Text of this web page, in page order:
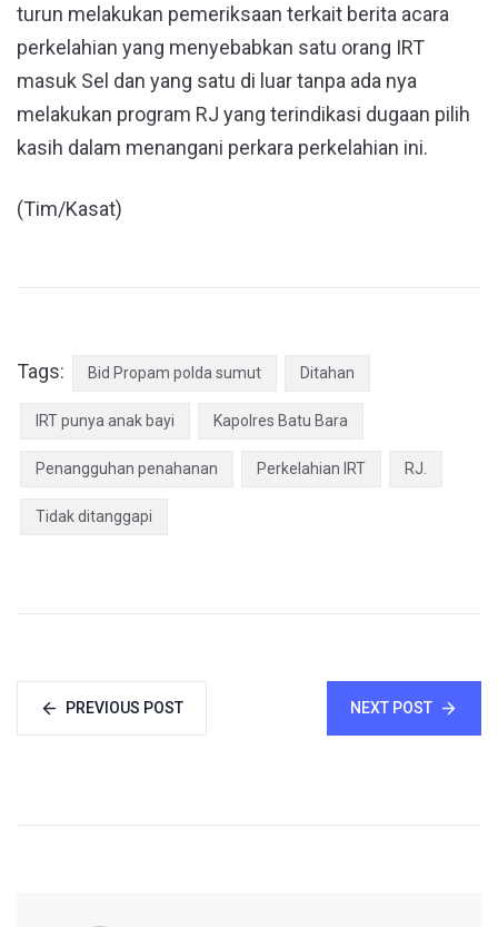
turun melakukan pemeriksaan terkait berita acara
perkelahian yang menyebabkan satu orang IRT
masuk Sel dan yang satu di luar tanpa ada nya
melakukan program RJ yang terindikasi dugaan pilih
kasih dalam menangani perkara perkelahian ini.
(Tim/Kasat)
Tags: Bid Propam polda sumut Ditahan
IRT punya anak bayi Kapolres Batu Bara
Penangguhan penahanan Perkelahian IRT RJ.
Tidak ditanggapi
PREVIOUS POST NEXT POST